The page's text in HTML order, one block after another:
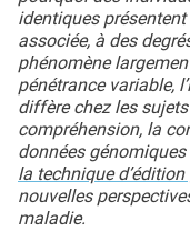
identiques
associée, à des
phénomène
pénétrance variable,
diffère chez les
compréhension, la
données génomiques
la technique
nouvelles
maladie.